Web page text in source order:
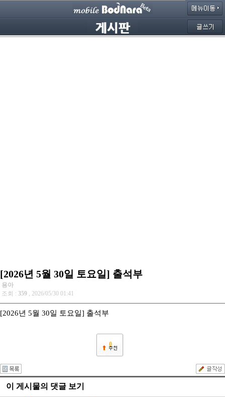
[2026년 5월 30일 토요일] 출석부
용아
조회 : 359 , 2026/05/30 01:41
[2026년 5월 30일 토요일] 출석부
0
이 게시물의 댓글 보기